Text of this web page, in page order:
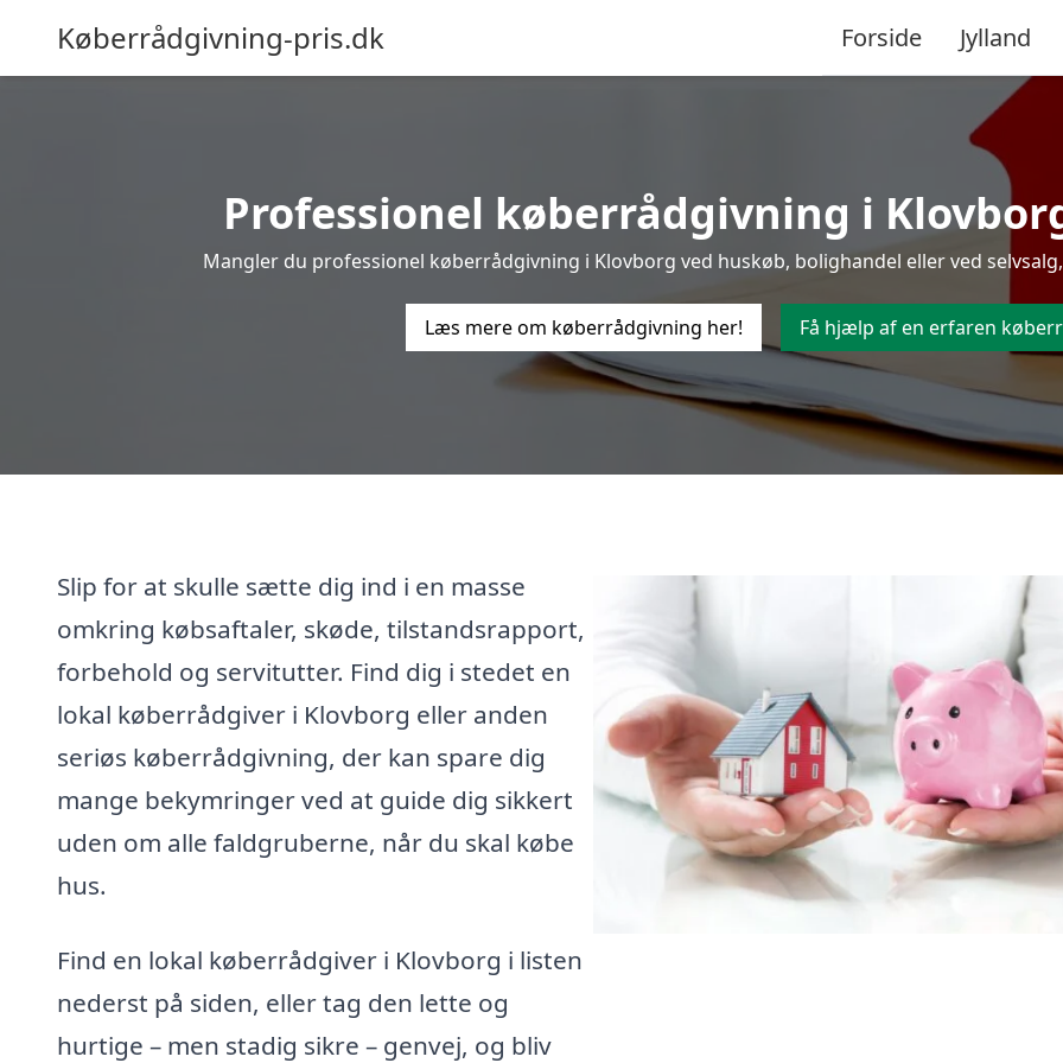
Køberrådgivning-pris.dk Forside Jylland
Professionel køberrådgivning i
Mangler du professionel køberrådgivning i Klovborg ved huskøb, bolighandel eller ved
Læs mere om køberrådgivning her! Få hjælp af en erfaren
Slip for at skulle sætte dig ind i en masse
omkring købsaftaler, skøde, tilstandsrapport,
forbehold og servitutter. Find dig i stedet en
lokal køberrådgiver i Klovborg eller anden
seriøs køberrådgivning, der kan spare dig
mange bekymringer ved at guide dig sikkert
uden om alle faldgruberne, når du skal købe
hus.
Find en lokal køberrådgiver i Klovborg i listen
nederst på siden, eller tag den lette og
hurtige – men stadig sikre – genvej, og bliv